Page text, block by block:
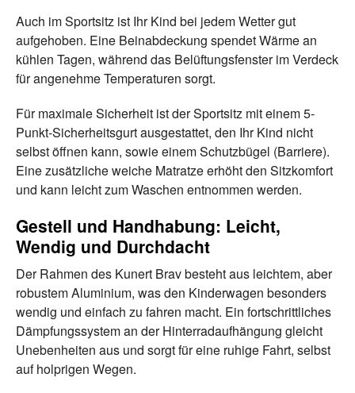
Auch im Sportsitz ist Ihr Kind bei jedem Wetter gut
aufgehoben. Eine Beinabdeckung spendet Wärme an
kühlen Tagen, während das Belüftungsfenster im Verdeck
für angenehme Temperaturen sorgt.
Für maximale Sicherheit ist der Sportsitz mit einem 5-
Punkt-Sicherheitsgurt ausgestattet, den Ihr Kind nicht
selbst öffnen kann, sowie einem Schutzbügel (Barriere).
Eine zusätzliche weiche Matratze erhöht den Sitzkomfort
und kann leicht zum Waschen entnommen werden.
Gestell und Handhabung: Leicht,
Wendig und Durchdacht
Der Rahmen des Kunert Brav besteht aus leichtem, aber
robustem Aluminium, was den Kinderwagen besonders
wendig und einfach zu fahren macht. Ein fortschrittliches
Dämpfungssystem an der Hinterradaufhängung gleicht
Unebenheiten aus und sorgt für eine ruhige Fahrt, selbst
auf holprigen Wegen.